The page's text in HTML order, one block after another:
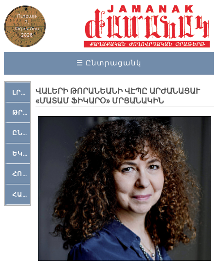
Ուրբաթ
7,
Օգոստոս
2026
☰ Ընտրացանկ
ԼՐԱՀՈՍ
ԹՐՔԱՀԱՅ ԿԵԱՆՔ
ԸՆԿԵՐԱՄՇԱԿՈՒԹԱՅԻՆ
ԵԿԵՂԵՑԱԿԱՆ
ՀՈԳԵՄՏԱՒՈՐ
ՀԱՐԹԱԿ
ՎԱԼԵՐԻ ԹՈՐԱՆԵԱՆԻ ՎԷՊԸ ԱՐԺԱՆԱՑԱՒ
«ՄԱՏԱՄ ՖԻԿԱՐՕ» ՄՐՑԱՆԱԿԻՆ